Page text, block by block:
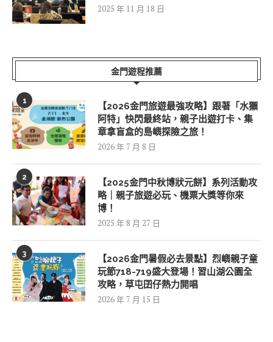
2025 年 11 月 18 日
金門遊程推薦
1
【2026金門旅遊最強攻略】跟著「水獺
阿特」快閃最終站，親子出遊打卡、集
章拿盲盒的島嶼探險之旅！
2026 年 7 月 8 日
2
【2025金門中秋博狀元餅】系列活動攻
略｜親子旅遊必玩、機票大獎等你來
博！
2025 年 8 月 27 日
3
【2026金門暑假必去景點】烈嶼親子童
玩節718-719盛大登場！習山湖公園全
攻略，草屯囝仔熱力開唱
2026 年 7 月 15 日